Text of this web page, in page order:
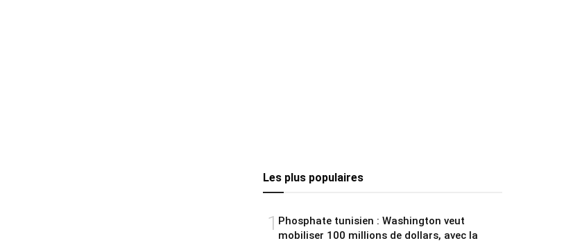
Les plus populaires
1 Phosphate tunisien : Washington veut
mobiliser 100 millions de dollars, avec la